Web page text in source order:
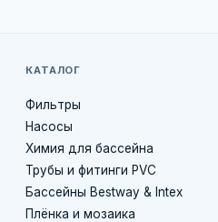
КАТАЛОГ
Фильтры
Насосы
Химия для бассейна
Трубы и фитинги PVC
Бассейны Bestway & Intex
Плёнка и мозаика